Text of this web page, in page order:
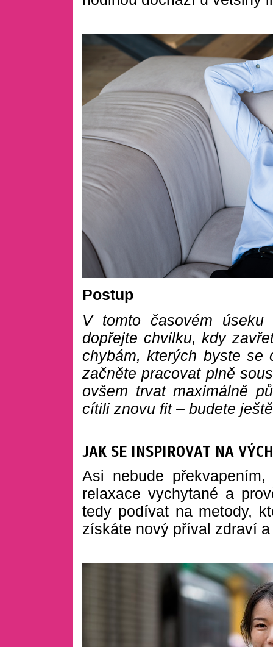
Postup
V tomto časovém
dopřejte chvilku, kdy
chybám, kterých byste se
začněte pracovat plně
ovšem trvat maximálně
cítili znovu fit – budete
JAK SE INSPIROVAT NA
Asi nebude
relaxace vychytané a
tedy podívat na metody,
získáte nový příval zdraví